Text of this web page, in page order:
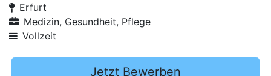
Erfurt
Medizin, Gesundheit, Pflege
Vollzeit
Jetzt Bewerben